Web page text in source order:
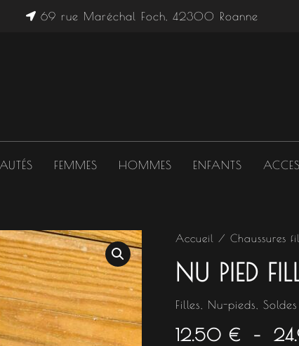
69 rue Maréchal Foch, 42300 Roanne
FEMMES HOMMES ENFANTS
Accueil / Chaussures
NU PIED
Filles Nu-pieds Soldes
12.50 € –
quantité
Nu
pied
léopard